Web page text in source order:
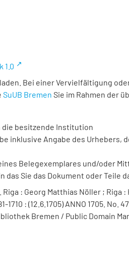
1.0
Bei einer Vervielfältigung
SuUB Bremen Sie im Rahmen der
die besitzende Institution
inklusive Angabe des Urhebers,
Belegexemplares und/oder
das Sie das Dokument oder Teile
: Georg Matthias Nöller ; Riga :
1710 : (12.6.1705) ANNO 1705. No.
Bremen / Public Domain